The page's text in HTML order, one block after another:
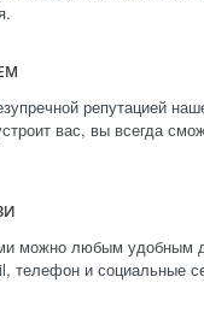
репутацией
вас, вы всегда
можно любым удобным
телефон и социальные